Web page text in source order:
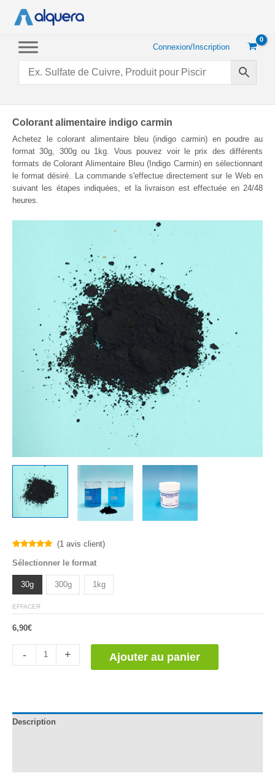
Connexion/Inscription
Colorant alimentaire indigo carmin
Achetez le colorant alimentaire bleu (indigo carmin) en poudre au
format 30g, 300g ou 1kg. Vous pouvez voir le prix des différents
formats de Colorant Alimentaire Bleu (Indigo Carmin) en sélectionnant
le format désiré. La commande s'effectue directement sur le Web en
suivant les étapes indiquées, et la livraison est effectuée en 24/48
heures.
sur 5
notation
client
(1avis client)
Sélectionner le format
30g 300g 1kg
EFFACER
6,90€
-
Carmín
+ Ajouter au panier
Description